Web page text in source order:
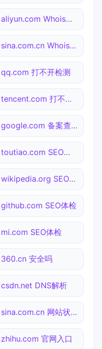
aliyun.com Whois查询
sina.com.cn Whois查询
qq.com 打不开检测
tencent.com 打不开检测
google.com 备案查询
toutiao.com SEO体检
wikipedia.org SEO体检
github.com SEO体检
mi.com SEO体检
360.cn 安全吗
csdn.net DNS解析
sina.com.cn 网站状态
zhihu.com 官网入口